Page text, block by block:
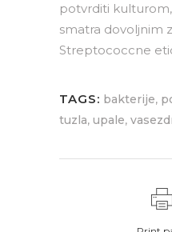
potvrditi
smatra dovoljnim
Streptococcne
TAGS: bakterije,
tuzla, upale,